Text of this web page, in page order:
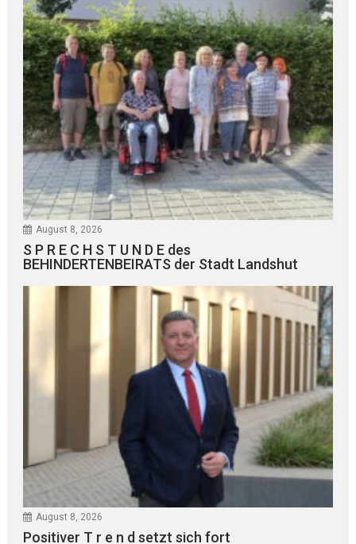
August 8, 2026
S P R E C H S T U N D E des
BEHINDERTENBEIRATS der Stadt Landshut
August 8, 2026
Positiver T r e n d setzt sich fort